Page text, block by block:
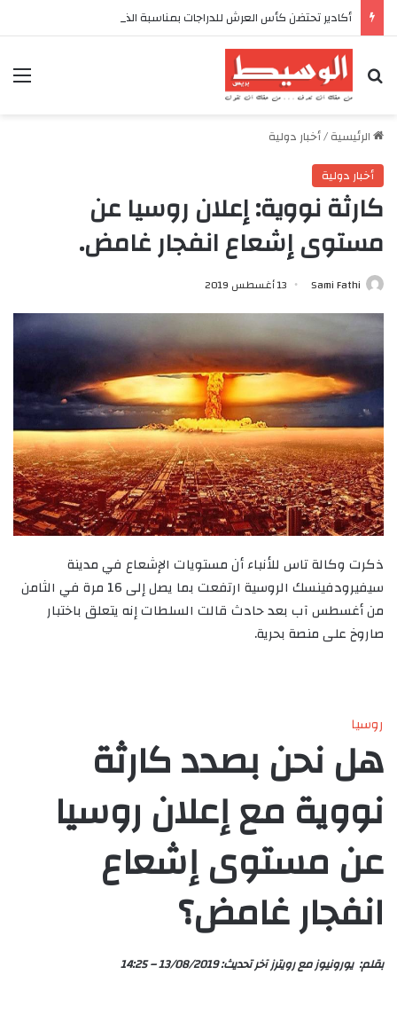
بحث عن
الرئيسية/أخبار دولية
أخبار دولية
كارثة نووية: إعلان روسيا عن
مستوى إشعاع انفجار غامض.
Sami Fathi 13 أغسطس 2019
ذكرت وكالة تاس للأنباء أن مستويات الإشعاع في مدينة
سيفيرودفينسك الروسية ارتفعت بما يصل إلى 16 مرة في الثامن
من أغسطس آب بعد حادث قالت السلطات إنه يتعلق باختبار
صاروخ على منصة بحرية.
روسيا
هل نحن بصدد كارثة
نووية مع إعلان روسيا
عن مستوى إشعاع
انفجار غامض؟
بقلم:يورونيوزمعرويترزآخر تحديث:13/08/2019 – 14:25